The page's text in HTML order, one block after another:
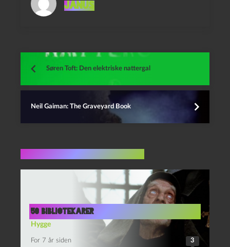
Janus
Søren Toft: Den elektriske nattergal
Neil Gaiman: The Graveyard Book
50 bibliotekarer
Hygge
For 7 år siden 3